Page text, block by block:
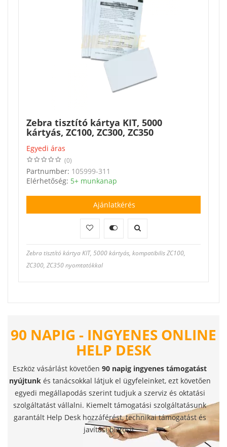
Zebra tisztító kártya KIT, 5000
kártyás, ZC100, ZC300, ZC350
tisztítószer
Egyedi áras
(0)
Partnumber: 105999-311
Elérhetőség: 5+ munkanap
Ajánlatkérés
Zebra tisztító kártya KIT, 5000 kártyás, kompatibilis ZC100,
ZC300, ZC350 nyomtatókkal
90 NAPIG - INGYENES ONLINE
HELP DESK
Eszköz vásárlást követően 90 napig ingyenes támogatást
nyújtunkés tanácsokkal látjuk el ügyfeleinket, ezt követően
egyedi megállapodás szerint tudjuk a szerviz és oktatási
szolgáltatást vállalni. Kiemelt támogatási szolgáltatásunk
garantált Help Desk hozzáférést, technikai támogatást és
javítási biztosít.